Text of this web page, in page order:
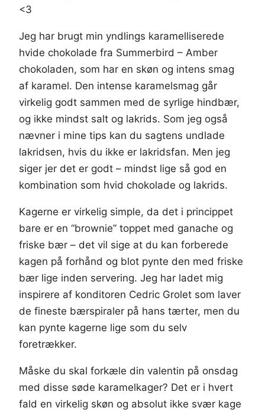
<3
Jeg har brugt min yndlings karamelliserede
hvide chokolade fra Summerbird – Amber
chokoladen, som har en skøn og intens smag
af karamel. Den intense karamelsmag går
virkelig godt sammen med de syrlige hindbær,
og ikke mindst salt og lakrids. Som jeg også
nævner i mine tips kan du sagtens undlade
lakridsen, hvis du ikke er lakridsfan. Men jeg
siger jer det er godt – mindst lige så god en
kombination som hvid chokolade og lakrids.
Kagerne er virkelig simple, da det i princippet
bare er en “brownie” toppet med ganache og
friske bær – det vil sige at du kan forberede
kagen på forhånd og blot pynte den med friske
bær lige inden servering. Jeg har ladet mig
inspirere af konditoren Cedric Grolet som laver
de fineste bærspiraler på hans tærter, men du
kan pynte kagerne lige som du selv
foretrækker.
Måske du skal forkæle din valentin på onsdag
med disse søde karamelkager? Det er i hvert
fald en virkelig skøn og absolut ikke svær kage